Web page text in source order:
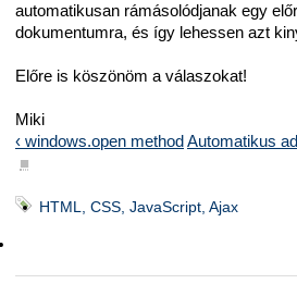
automatikusan rámásolódjanak egy
dokumentumra, és így lehessen azt
Előre is köszönöm a válaszokat!
Miki
‹ windows.open methodAutomatikus
■
HTML, CSS, JavaScript, Ajax